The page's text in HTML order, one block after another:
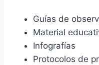
Guías de
Material
Infografías
Protocolos de